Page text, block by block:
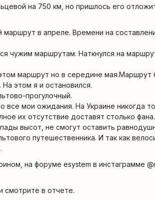
на 750 км, но пришлось его
в апреле. Времени на
чужим маршрутам. Наткнулся на
маршрут но в середине мая.Маршрут
этом я и остановился.
прогулочный.
все мои ожидания. На Украине никогда
их отсутствие доставят столько
высот, не смогут оставить
путешественника. И так как
на форуме esystem в инстаграмме
смотрите в отчете.